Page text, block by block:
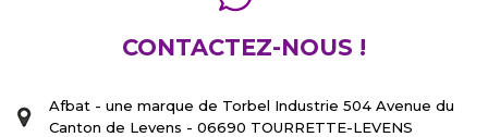
CONTACTEZ-NOUS !
Afbat - une marque de Torbel Industrie 504 Avenue du
Canton de Levens - 06690 TOURRETTE-LEVENS